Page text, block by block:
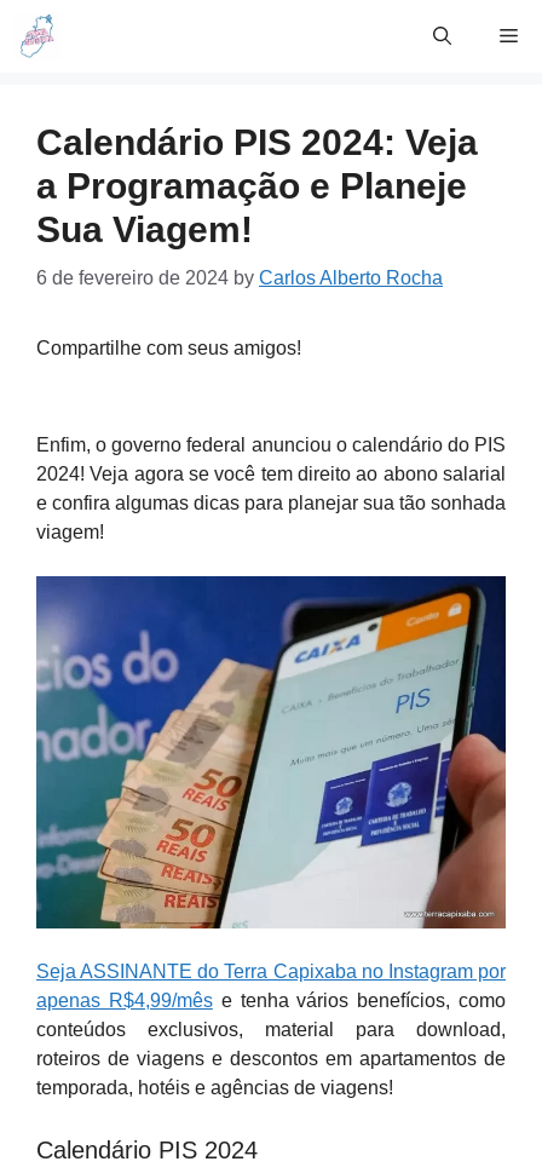
Skip
Calendário PIS 2024: Veja
a Programação e Planeje
Sua Viagem!
6 de fevereiro de 2024 by Carlos Alberto Rocha
Compartilhe com seus amigos!
Enfim, o governo federal anunciou o calendário do PIS
2024! Veja agora se você tem direito ao abono salarial
e confira algumas dicas para planejar sua tão sonhada
viagem!
Seja ASSINANTE do Terra Capixaba no Instagram por
apenas R$4,99/mêse tenha vários benefícios, como
conteúdos exclusivos, material para download,
roteiros de viagens e descontos em apartamentos de
temporada, hotéis e agências de viagens!
Calendário PIS 2024